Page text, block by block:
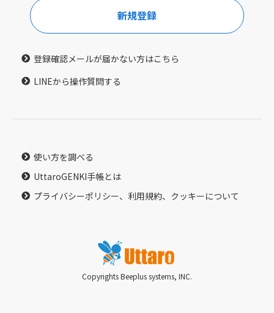
新規登録
登録確認メールが届かない方はこちら
LINEから操作質問する
使い方を調べる
UttaroGENKI手帳とは
プライバシーポリシー、利用規約、クッキーについて
Copyrights Beeplus systems, INC.